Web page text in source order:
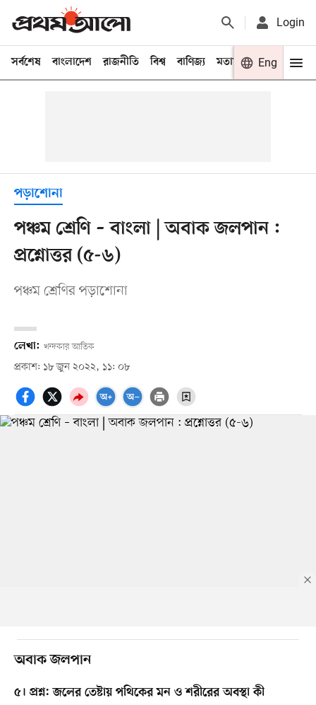
Login
সর্বশেষ বাংলাদেশ রাজনীতি বিশ্ব বাণিজ্য মতামত খেলা
Eng
পড়াশোনা
পঞ্চম শ্রেণি – বাংলা | অবাক জলপান :
প্রশ্নোত্তর (৫-৬)
পঞ্চম শ্রেণির পড়াশোনা
লেখা: খন্দকার আতিক
প্রকাশ: ১৮ জুন ২০২২, ১১: ০৮
অবাক জলপান
৫। প্রশ্ন: জলের তেষ্টায় পথিকের মন ও শরীরের অবস্থা কী